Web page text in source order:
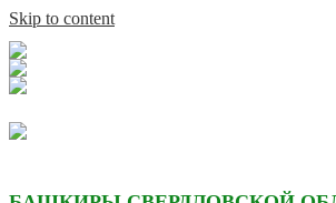
Skip to content